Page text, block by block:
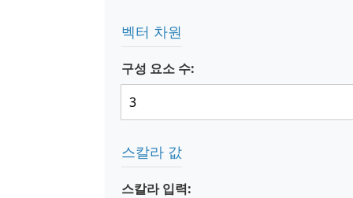
벡터 차원
구성 요소 수:
스칼라 값
스칼라 입력: